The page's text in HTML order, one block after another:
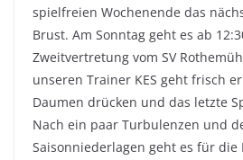
spielfreien Wochenende das
Brust. Am Sonntag geht es ab
Zweitvertretung vom SV
unseren Trainer KES geht frisch
Daumen drücken und das letzte
Nach ein paar Turbulenzen und
Saisonniederlagen geht es für die